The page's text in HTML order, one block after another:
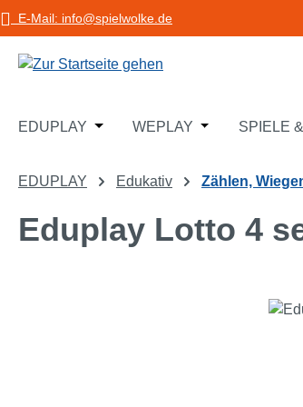
Hauptinhalt springen
Zur Suche springen
Zur Hauptnavigation springen
E-Mail: info@spielwolke.de
EDUPLAY Öffne oder Schließe das
WEPLAY Öffne oder
SPIELE
EDUPLAY Edukativ Zählen,
Eduplay Lotto 4